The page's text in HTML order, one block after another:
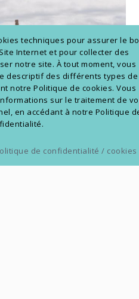
techniques pour assurer le
Internet et pour collecter des
notre site. À tout moment, vous
descriptif des différents types de
notre Politique de cookies. Vous
sur le traitement de
en accédant à notre Politique
de confidentialité / cookies